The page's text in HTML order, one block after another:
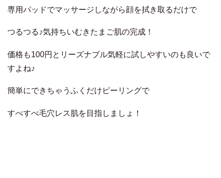
専用パッドでマッサージしながら顔を拭き取るだけで
つるつる♪気持ちいむきたまご肌の完成！
価格も100円とリーズナブル気軽に試しやすいのも良いで
すよね♪
簡単にできちゃうふくだけピーリングで
すべすべ毛穴レス肌を目指しましょ！